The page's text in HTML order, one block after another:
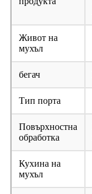
Живот на
мухъл
бегач
Тип порта
Повърхностна
обработка
Кухина на
мухъл